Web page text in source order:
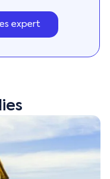
expert